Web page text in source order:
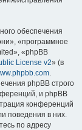
обеспечения
«программное
«phpBB
License v2» (в
.
phpBB строго
и phpBB
конференций
поведения в них.
по адресу